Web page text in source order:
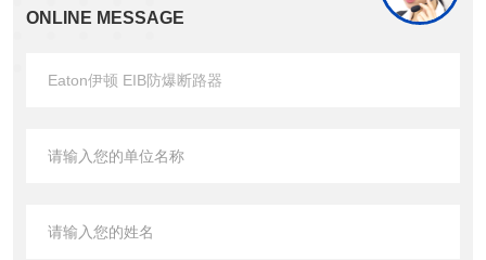
ONLINE MESSAGE